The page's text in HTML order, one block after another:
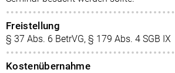
Freistellung
§ 37 Abs. 6 BetrVG, § 179 Abs. 4 SGB IX
Kostenübernahme